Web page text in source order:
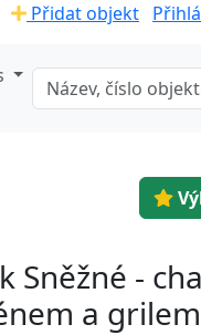
Přidat objekt
Sněžné -
a grilem